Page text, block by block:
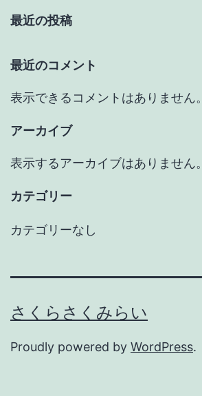
最近の投稿
最近のコメント
表示できるコメントはありません。
アーカイブ
表示するアーカイブはありません。
カテゴリー
カテゴリーなし
さくらさくみらい
Proudly powered by WordPress.